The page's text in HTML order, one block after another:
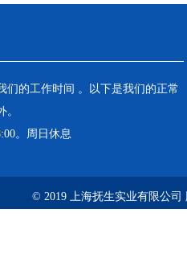
们的工作时间 。以下是我们的正常
。周日休息
© 2019 上海抚生实业有限公司